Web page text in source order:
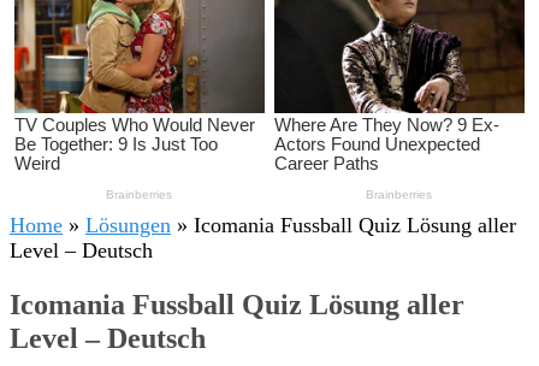
Home » Lösungen » Icomania Fussball Quiz Lösung aller
Level – Deutsch
Icomania Fussball Quiz Lösung aller
Level – Deutsch